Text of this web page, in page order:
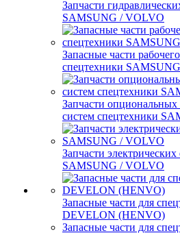
Запчасти
SAMSUNG / VOLVO
Запасные части
спецтехники
Запчасти
систем спецтехники
Запчасти
SAMSUNG / VOLVO
Запасные части для
DEVELON (HENVO)
Запасные части для